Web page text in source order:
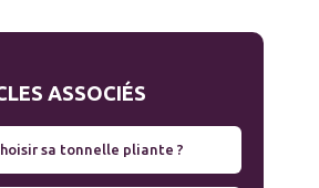
ASSOCIÉS
sa tonnelle pliante ?